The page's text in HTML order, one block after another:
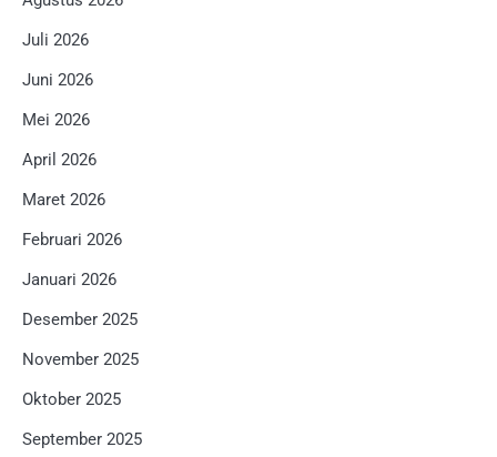
Juli 2026
Juni 2026
Mei 2026
April 2026
Maret 2026
Februari 2026
Januari 2026
Desember 2025
November 2025
Oktober 2025
September 2025